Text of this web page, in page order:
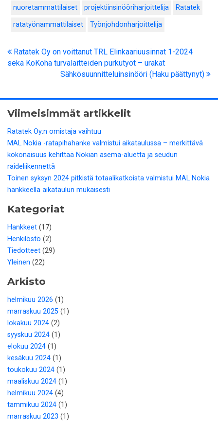
nuoretammattilaiset projektiinsinööriharjoittelija Ratatek
ratatyönammattilaiset Työnjohdonharjoittelija
Ratatek Oy on voittanut TRL Elinkaariuusinnat 1-2024
sekä KoKoha turvalaitteiden purkutyöt – urakat
Sähkösuunnitteluinsinööri (Haku päättynyt)
Viimeisimmät artikkelit
Ratatek Oy:n omistaja vaihtuu
MAL Nokia -ratapihahanke valmistui aikataulussa – merkittävä
kokonaisuus kehittää Nokian asema-aluetta ja seudun
raideliikennettä
Toinen syksyn 2024 pitkistä totaalikatkoista valmistui MAL Nokia
hankkeella aikataulun mukaisesti
Kategoriat
Hankkeet (17)
Henkilöstö (2)
Tiedotteet (29)
Yleinen (22)
Arkisto
helmikuu 2026 (1)
marraskuu 2025 (1)
lokakuu 2024 (2)
syyskuu 2024 (1)
elokuu 2024 (1)
kesäkuu 2024 (1)
toukokuu 2024 (1)
maaliskuu 2024 (1)
helmikuu 2024 (4)
tammikuu 2024 (1)
marraskuu 2023 (1)